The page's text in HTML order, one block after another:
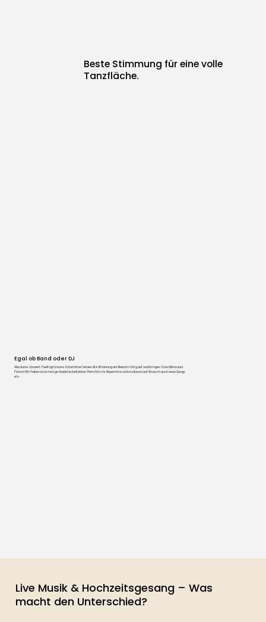
Egal ob Band oder DJ
Absolutes Konzert-Feeling! Unsere Entertainer heizen die Stimmung am Abend richtig auf und bringen Eure Gäste zum
Feiern! Wir haben eine riesige Anzahl an beliebten Partyhits im Repertoire und studieren auf Wunsch auch neue Songs
ein.
Beste Stimmung für eine volle
Tanzfläche.
Live Musik & Hochzeitsgesang – Was
macht den Unterschied?